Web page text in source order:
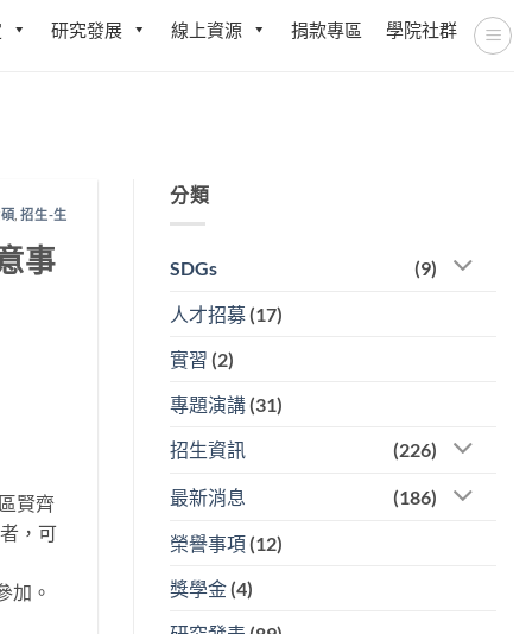
研究發展 線上資源 捐款專區 學院社群
,招生-生
事
賢齊
，可
加。
分類
SDGs (9)
人才招募 (17)
實習 (2)
專題演講 (31)
招生資訊 (226)
最新消息 (186)
榮譽事項 (12)
獎學金 (4)